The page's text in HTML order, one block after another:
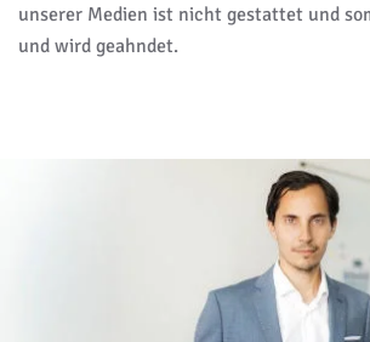
unserer Medien ist nicht gestattet und
und wird geahndet.